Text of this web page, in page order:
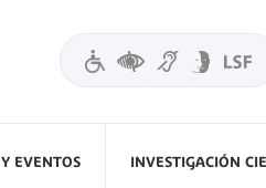
EVENTOS INVESTIGACIÓN